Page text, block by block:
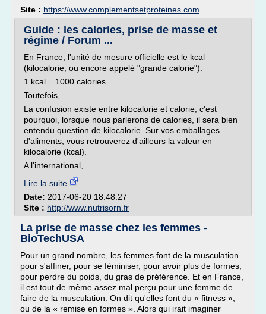
Site : https://www.complementsetproteines.com
Guide : les calories, prise de masse et
régime / Forum ...
En France, l'unité de mesure officielle est le kcal
(kilocalorie, ou encore appelé "grande calorie").
1 kcal = 1000 calories
Toutefois,
La confusion existe entre kilocalorie et calorie, c'est
pourquoi, lorsque nous parlerons de calories, il sera bien
entendu question de kilocalorie. Sur vos emballages
d'aliments, vous retrouverez d'ailleurs la valeur en
kilocalorie (kcal).
A l'international,...
Lire la suite
Date: 2017-06-20 18:48:27
Site : http://www.nutrisorn.fr
La prise de masse chez les femmes -
BioTechUSA
Pour un grand nombre, les femmes font de la musculation
pour s'affiner, pour se féminiser, pour avoir plus de formes,
pour perdre du poids, du gras de préférence. Et en France,
il est tout de même assez mal perçu pour une femme de
faire de la musculation. On dit qu'elles font du « fitness »,
ou de la « remise en formes ». Alors qui irait imaginer